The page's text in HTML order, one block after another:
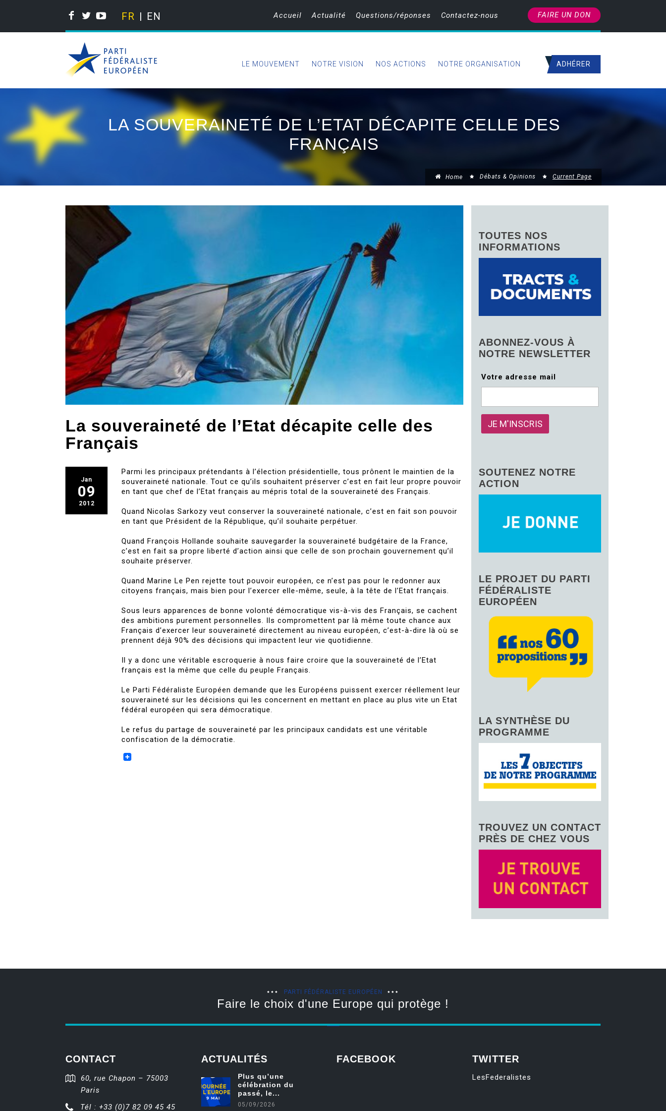
FR EN Accueil Actualité Questions/réponses Contactez-nous FAIRE UN DON
LE MOUVEMENT NOTRE VISION NOS ACTIONS NOTRE ORGANISATION ADHÉRER
LA SOUVERAINETÉ DE L’ETAT DÉCAPITE CELLE DES
FRANÇAIS
Home Débats & Opinions Current Page
La souveraineté de l’Etat décapite celle des
Français
Jan
09
2012
Parmi les principaux prétendants à l’élection présidentielle, tous prônent le maintien de la
souveraineté nationale. Tout ce qu’ils souhaitent préserver c’est en fait leur propre pouvoir
en tant que chef de l’Etat français au mépris total de la souveraineté des Français.
Quand Nicolas Sarkozy veut conserver la souveraineté nationale, c’est en fait son pouvoir
en tant que Président de la République, qu’il souhaite perpétuer.
Quand François Hollande souhaite sauvegarder la souveraineté budgétaire de la France,
c’est en fait sa propre liberté d’action ainsi que celle de son prochain gouvernement qu’il
souhaite préserver.
Quand Marine Le Pen rejette tout pouvoir européen, ce n’est pas pour le redonner aux
citoyens français, mais bien pour l’exercer elle-même, seule, à la tête de l’Etat français.
Sous leurs apparences de bonne volonté démocratique vis-à-vis des Français, se cachent
des ambitions purement personnelles. Ils compromettent par là même toute chance aux
Français d’exercer leur souveraineté directement au niveau européen, c’est-à-dire là où se
prennent déjà 90% des décisions qui impactent leur vie quotidienne.
Il y a donc une véritable escroquerie à nous faire croire que la souveraineté de l’Etat
français est la même que celle du peuple Français.
Le Parti Fédéraliste Européen demande que les Européens puissent exercer réellement leur
souveraineté sur les décisions qui les concernent en mettant en place au plus vite un Etat
fédéral européen qui sera démocratique.
Le refus du partage de souveraineté par les principaux candidats est une véritable
confiscation de la démocratie.
TOUTES NOS
INFORMATIONS
ABONNEZ-VOUS À
NOTRE NEWSLETTER
Votre adresse mail
SOUTENEZ NOTRE
ACTION
LE PROJET DU PARTI
FÉDÉRALISTE
EUROPÉEN
LA SYNTHÈSE DU
PROGRAMME
TROUVEZ UN CONTACT
PRÈS DE CHEZ VOUS
PARTI FÉDÉRALISTE EUROPÉEN
Faire le choix d'une Europe qui protège !
CONTACT
60, rue Chapon – 75003
Paris
Tél : +33 (0)7 82 09 45 45
ACTUALITÉS
Plus qu’une
célébration du
passé, le...
05/09/2026
FACEBOOK TWITTER
LesFederalistes